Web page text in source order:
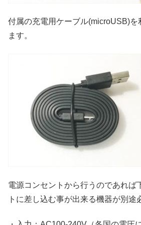
付属の充電用ケーブル(microUSB)を
ます。
電源コンセントから行うのであれば
トに差し込む事が出来る機器が別途